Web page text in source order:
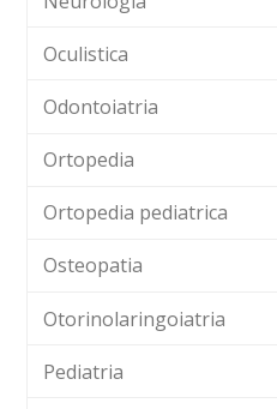
Oculistica
Odontoiatria
Ortopedia
Ortopedia pediatrica
Osteopatia
Otorinolaringoiatria
Pediatria